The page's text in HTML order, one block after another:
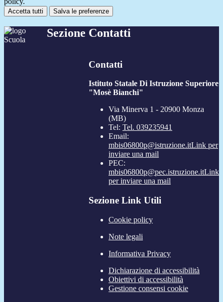
Accetta tutti Salva le preferenze
Sezione Contatti
Contatti
Istituto Statale Di Istruzione Superiore
"Mosè Bianchi"
Via Minerva 1 - 20900 Monza
(MB)
Tel: Tel. 039235941
Email:
mbis06800p@istruzione.itLink per
inviare una mail
PEC:
mbis06800p@pec.istruzione.itLink
per inviare una mail
Sezione Link Utili
Cookie policy
Note legali
Informativa Privacy
Dichiarazione di accessibilità
Obiettivi di accessibilità
Gestione consensi cookie